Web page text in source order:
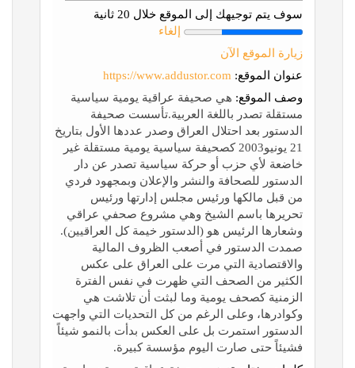
سوف يتم توجيهك إلى الموقع خلال 20 ثانية
إلغاء
زيارة الموقع الآن
عنوان الموقع: https://www.addustor.com
وصف الموقع: هي صحيفة عراقية يومية سياسية
مستقلة تصدر باللغة العربية.تأسست صحيفة
الدستور بعد احتلال العراق وصدر عددها الأول بتاريخ
21 يونيو2003 كصحيفة سياسية يومية مستقلة غير
خاضعة لأي حزب أو حركة سياسية تصدر عن دار
الدستور للصحافة والنشر والإعلان وبمجهود فردي
من قبل مالكها ورئيس مجلس إدارتها ورئيس
تحريرها باسم الشيخ وهي مشروع صحفي عراقي
وشعارها الرئيس هو (الدستور خيمة كل العراقيين).
صمدت الدستور في أصعب الظروف المالية
والاقتصادية التي مرت على العراق على عكس
الكثير من الصحف التي ظهرت في نفس الفترة
الزمنية كصحف يومية وما لبثت أن تلاشت هي
وكوادرها، وعلى الرغم من كل التحديات التي واجهت
الدستور استمرت بل على العكس بدأت بالنمو شيئاً
فشيئاً حتى صارت اليوم مؤسسة كبيرة.